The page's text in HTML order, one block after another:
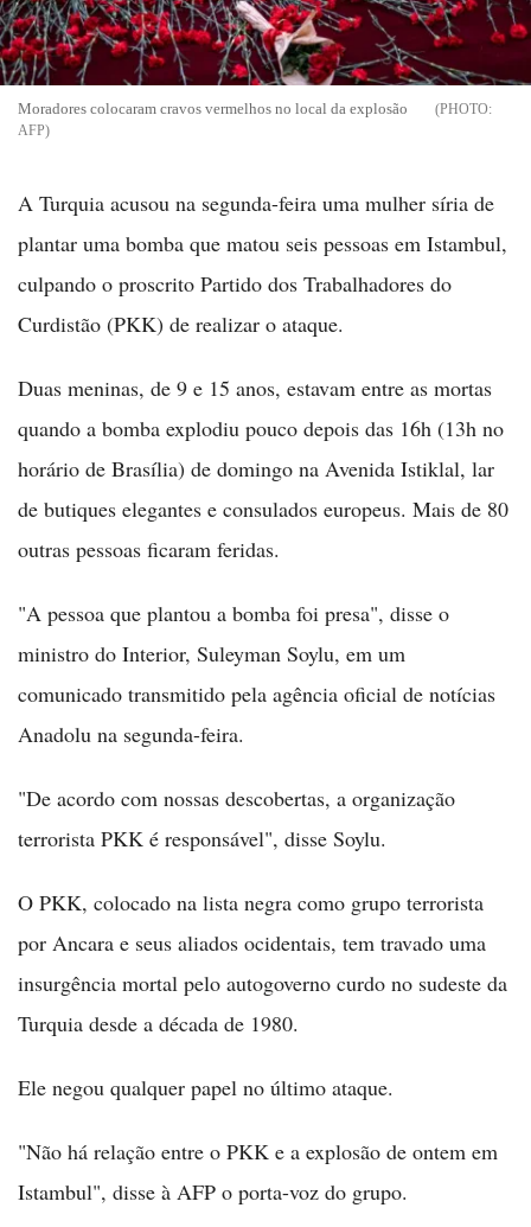
Moradores colocaram cravos vermelhos no local da explosão
AFP
A Turquia acusou na segunda-feira uma mulher síria de
plantar uma bomba que matou seis pessoas em Istambul,
culpando o proscrito Partido dos Trabalhadores do
Curdistão (PKK) de realizar o ataque.
Duas meninas, de 9 e 15 anos, estavam entre as mortas
quando a bomba explodiu pouco depois das 16h (13h no
horário de Brasília) de domingo na Avenida Istiklal, lar
de butiques elegantes e consulados europeus. Mais de 80
outras pessoas ficaram feridas.
"A pessoa que plantou a bomba foi presa", disse o
ministro do Interior, Suleyman Soylu, em um
comunicado transmitido pela agência oficial de notícias
Anadolu na segunda-feira.
"De acordo com nossas descobertas, a organização
terrorista PKK é responsável", disse Soylu.
O PKK, colocado na lista negra como grupo terrorista
por Ancara e seus aliados ocidentais, tem travado uma
insurgência mortal pelo autogoverno curdo no sudeste da
Turquia desde a década de 1980.
Ele negou qualquer papel no último ataque.
"Não há relação entre o PKK e a explosão de ontem em
Istambul", disse à AFP o porta-voz do grupo.